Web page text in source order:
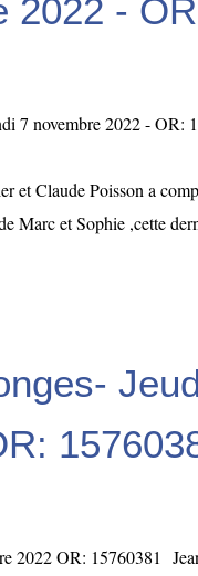
2022 -
et Claude Poisson a
Marc et Sophie ,cette